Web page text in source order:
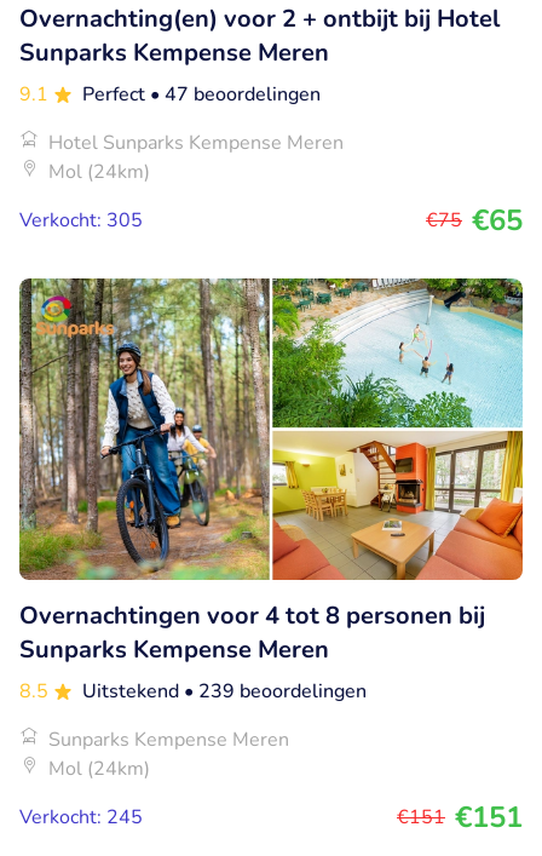
Overnachting(en) voor 2 + ontbijt bij Hotel
Sunparks Kempense Meren
9.1 Perfect • 47 beoordelingen
Hotel Sunparks Kempense Meren
Mol (24km)
Verkocht: 305
€75 €65
Overnachtingen voor 4 tot 8 personen bij
Sunparks Kempense Meren
8.5 Uitstekend • 239 beoordelingen
Sunparks Kempense Meren
Mol (24km)
Verkocht: 245
€151 €151